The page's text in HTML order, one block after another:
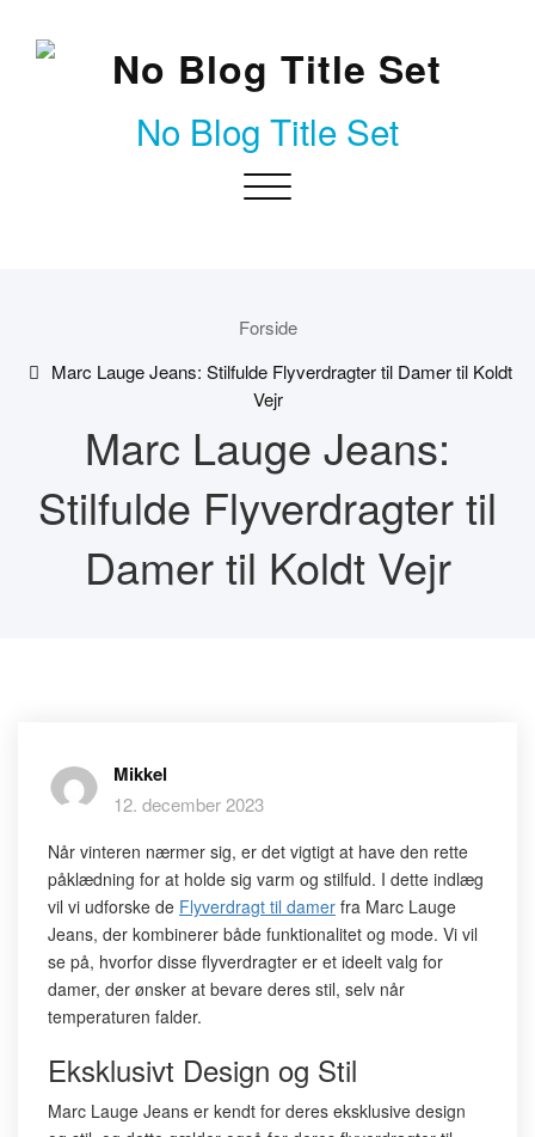
content
No Blog Title Set
Toggle
Forside
Marc Lauge Jeans: Stilfulde Flyverdragter til Damer til Koldt
Vejr
Marc Lauge Jeans:
Stilfulde Flyverdragter til
Damer til Koldt Vejr
Mikkel
12. december 2023
Når vinteren nærmer sig, er det vigtigt at have den rette
påklædning for at holde sig varm og stilfuld. I dette indlæg
vil vi udforske de Flyverdragt til damer fra Marc Lauge
Jeans, der kombinerer både funktionalitet og mode. Vi vil
se på, hvorfor disse flyverdragter er et ideelt valg for
damer, der ønsker at bevare deres stil, selv når
temperaturen falder.
Eksklusivt Design og Stil
Marc Lauge Jeans er kendt for deres eksklusive design